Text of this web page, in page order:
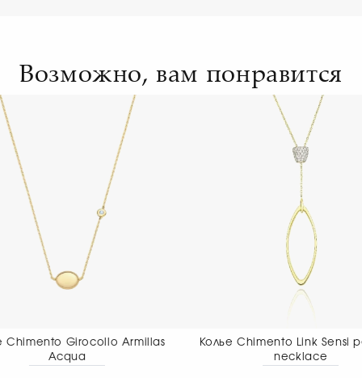
Возможно, вам понравится
Колье Chimento Link Sensi pendant
Колье